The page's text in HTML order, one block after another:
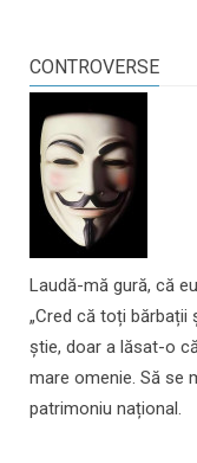
CONTROVERSE
Laudă-mă gură, că
„Cred că toți bărbații
știe, doar a lăsat-o
mare omenie. Să se
patrimoniu național.